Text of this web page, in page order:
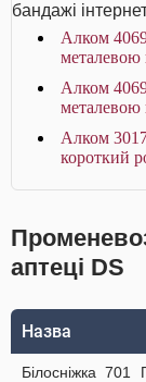
бандажі
Алком
Алком
металевою
Алком
короткий
аптеці DS
Назва
Білосніжка 701